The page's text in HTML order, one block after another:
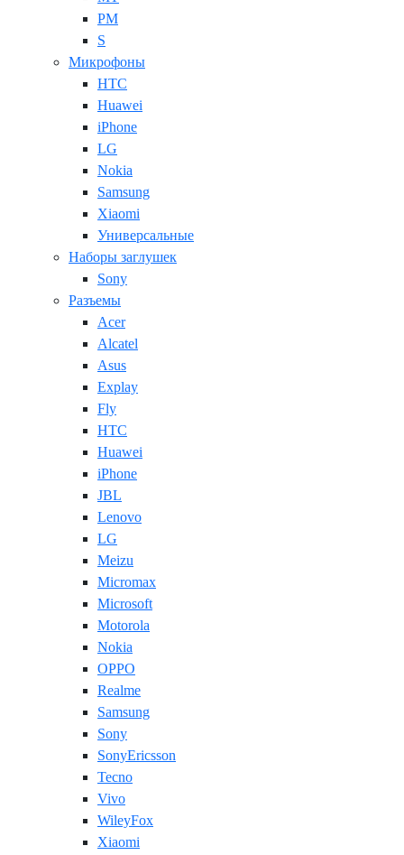
PM
S
Микрофоны
HTC
Huawei
iPhone
LG
Nokia
Samsung
Xiaomi
Универсальные
Наборы заглушек
Sony
Разъемы
Acer
Alcatel
Asus
Explay
Fly
HTC
Huawei
iPhone
JBL
Lenovo
LG
Meizu
Micromax
Microsoft
Motorola
Nokia
OPPO
Realme
Samsung
Sony
SonyEricsson
Tecno
Vivo
WileyFox
Xiaomi